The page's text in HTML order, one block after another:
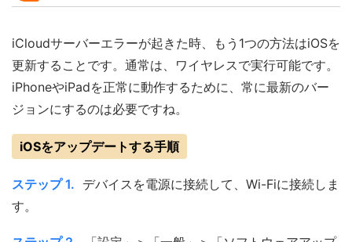
iCloudサーバーエラーが起きた時、もう1つの方法はiOSを
更新することです。通常は、ワイヤレスで実行可能です。
iPhoneやiPadを正常に動作するために、常に最新のバー
ジョンにするのは必要ですね。
iOSをアップデートする手順
ステップ 1. デバイスを電源に接続して、Wi-Fiに接続しま
す。